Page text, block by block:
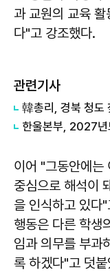
과 교원의 교육
다"고 강조했다.
관련기사
이어 "그동안에는
중심으로 해석이
을 인식하고 있다
행동은 다른 학생
임과 의무를 부과
록 하겠다"고 덧